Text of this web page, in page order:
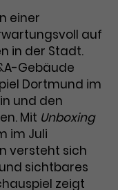
zu
gewährt.
Google
Cookie
und
berechnen
für
Website zu
speichern
und weisen
die es uns
und
helfen sie
besser auf
einer
auf
in der Stadt.
Gebäude
Dortmund im
und den
Mit Unboxing
im Juli
versteht sich
sichtbares
zeigt